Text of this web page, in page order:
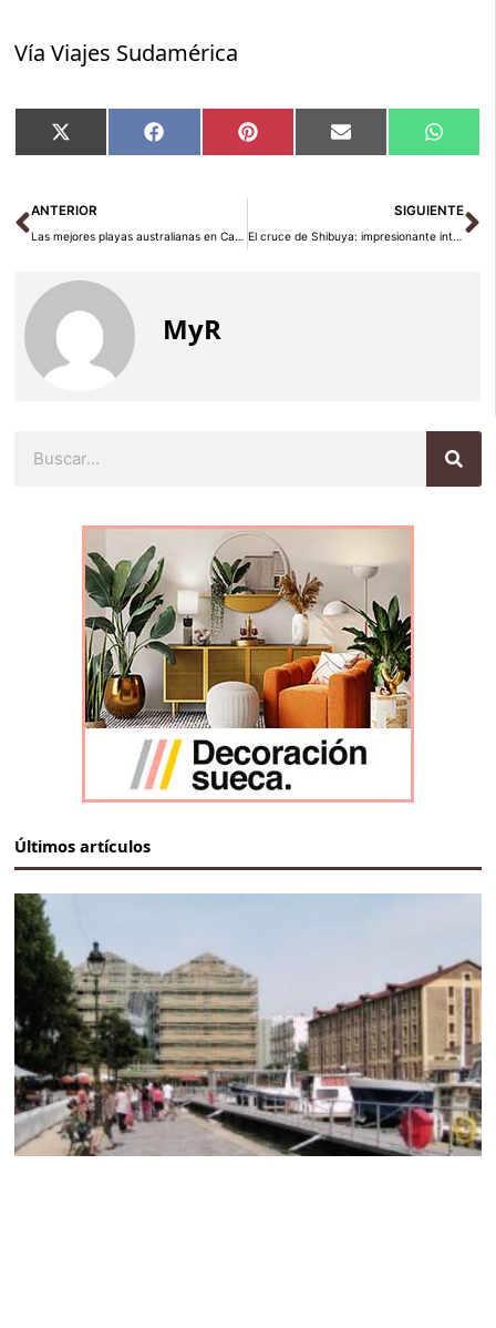
Vía Viajes Sudamérica
Compartir
en
X
(Twitter)
Compartir
en
Facebook Compartir
en
Pinterest Compartir
en
Email
en
Ant
ANTERIOR
Las mejores playas australianas en Capricorn Coast
SIGUIENTE
El cruce de Shibuya: impresionante intersección de avenidas en Tokio
MyR
Últimos artículos